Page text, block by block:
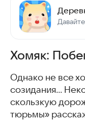
Хомяк:
Однако не все
созидания…
скользкую
тюрьмы»